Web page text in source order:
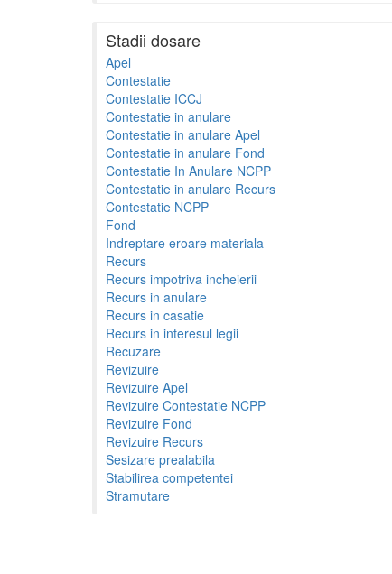
Stadii dosare
Apel
Contestatie
Contestatie ICCJ
Contestatie in anulare
Contestatie in anulare Apel
Contestatie in anulare Fond
Contestatie In Anulare NCPP
Contestatie in anulare Recurs
Contestatie NCPP
Fond
Indreptare eroare materiala
Recurs
Recurs impotriva incheierii
Recurs in anulare
Recurs in casatie
Recurs in interesul legii
Recuzare
Revizuire
Revizuire Apel
Revizuire Contestatie NCPP
Revizuire Fond
Revizuire Recurs
Sesizare prealabila
Stabilirea competentei
Stramutare